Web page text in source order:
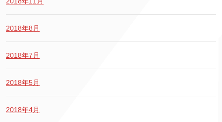
2018年8月
2018年7月
2018年5月
2018年4月